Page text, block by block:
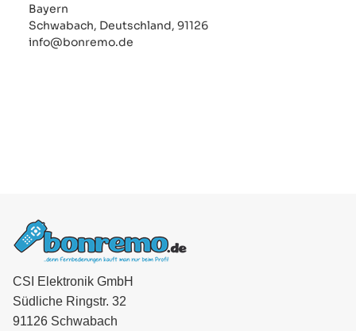
Bayern
Schwabach, Deutschland, 91126
info@bonremo.de
CSI Elektronik GmbH
Südliche Ringstr. 32
91126 Schwabach